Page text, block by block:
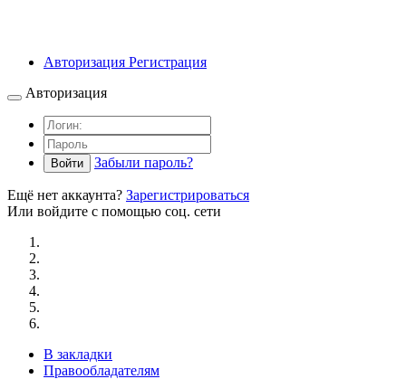
Авторизация Регистрация
Авторизация
Войти Забыли пароль?
Ещё нет аккаунта? Зарегистрироваться
Или войдите с помощью соц. сети
В закладки
Правообладателям